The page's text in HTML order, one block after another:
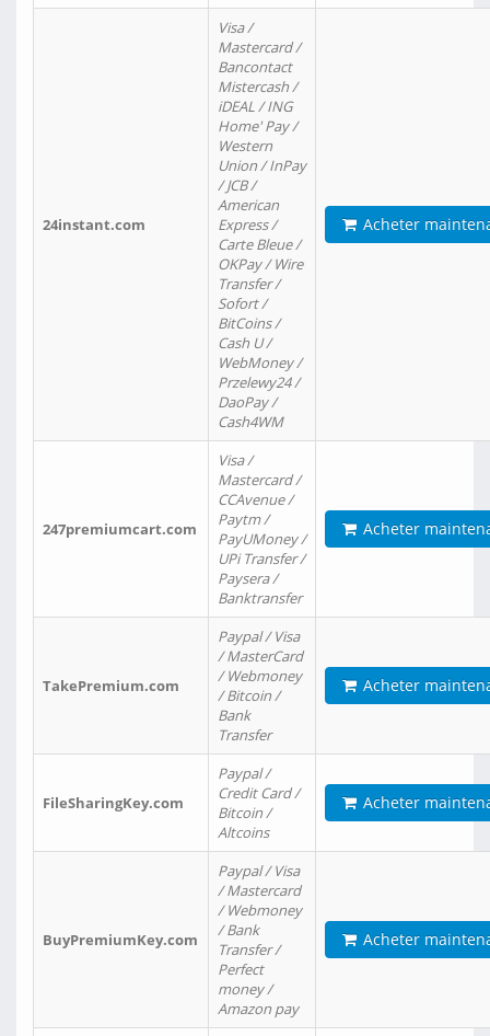
24instant.com
Visa /
Mastercard /
Bancontact
Mistercash /
iDEAL / ING
Home' Pay /
Western
Union / InPay
/ JCB /
American
Express /
Carte Bleue /
OKPay / Wire
Transfer /
Sofort /
BitCoins /
Cash U /
WebMoney /
Przelewy24 /
DaoPay /
Cash4WM
Acheter
247premiumcart.com
Visa /
Mastercard /
CCAvenue /
Paytm /
PayUMoney /
UPi Transfer /
Paysera /
Banktransfer
Acheter
TakePremium.com
Paypal / Visa
/ MasterCard
/ Webmoney
/ Bitcoin /
Bank
Transfer
Acheter
FileSharingKey.com
Paypal /
Credit Card /
Bitcoin /
Altcoins
Acheter
BuyPremiumKey.com
Paypal / Visa
/ Mastercard
/ Webmoney
/ Bank
Transfer /
Perfect
money /
Amazon pay
Acheter